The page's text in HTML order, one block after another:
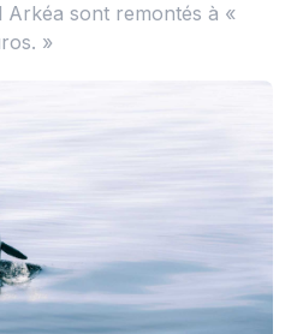
Arkéa sont remontés à «
»